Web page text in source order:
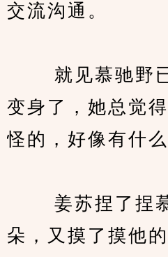
交流沟通。
就见慕驰野已
变身了，她总觉
怪的，好像有什
姜苏捏了捏慕
朵，又摸了摸他